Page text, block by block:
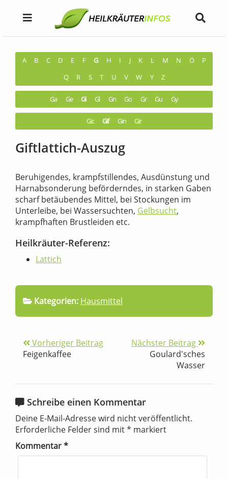
A B C D E F G H I J K L M N Ö
P
Q
R S T U V W Y Z
Ga Ge Gi Gl Gn Go Gr Gu Gy
Gic Gif Gin Gir
Giftlattich-Auszug
Beruhigendes, krampfstillendes, Ausdünstung und
Harnabsonderung beförderndes, in starken Gaben
scharf betäubendes Mittel, bei Stockungen im
Unterleibe, bei Wassersuchten, Gelbsucht,
krampfhaften Brustleiden etc.
Heilkräuter-Referenz:
Lattich
Kategorien: Hausmittel
Vorheriger Beitrag
Feigenkaffee
Nächster Beitrag
Goulard'sches
Wasser
Schreibe einen Kommentar
Deine E-Mail-Adresse wird nicht veröffentlicht.
Erforderliche Felder sind mit* markiert
Kommentar*